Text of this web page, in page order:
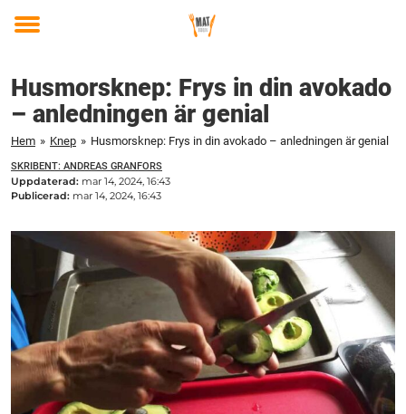
Toggle
Husmorsknep: Frys in din avokado
– anledningen är genial
Hem » Knep » Husmorsknep: Frys in din avokado – anledningen är genial
SKRIBENT: ANDREAS GRANFORS
Uppdaterad: mar 14, 2024, 16:43
Publicerad: mar 14, 2024, 16:43